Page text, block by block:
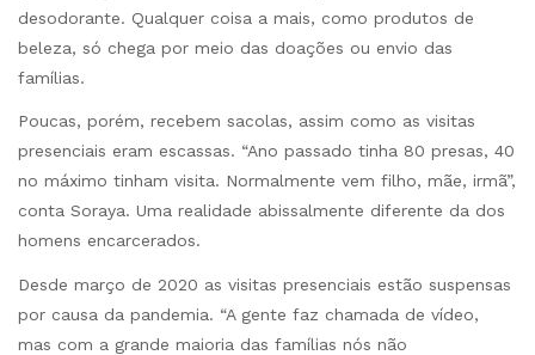
desodorante. Qualquer coisa a mais, como produtos de
beleza, só chega por meio das doações ou envio das
famílias.
Poucas, porém, recebem sacolas, assim como as visitas
presenciais eram escassas. “Ano passado tinha 80 presas, 40
no máximo tinham visita. Normalmente vem filho, mãe, irmã”,
conta Soraya. Uma realidade abissalmente diferente da dos
homens encarcerados.
Desde março de 2020 as visitas presenciais estão suspensas
por causa da pandemia. “A gente faz chamada de vídeo,
mas com a grande maioria das famílias nós não